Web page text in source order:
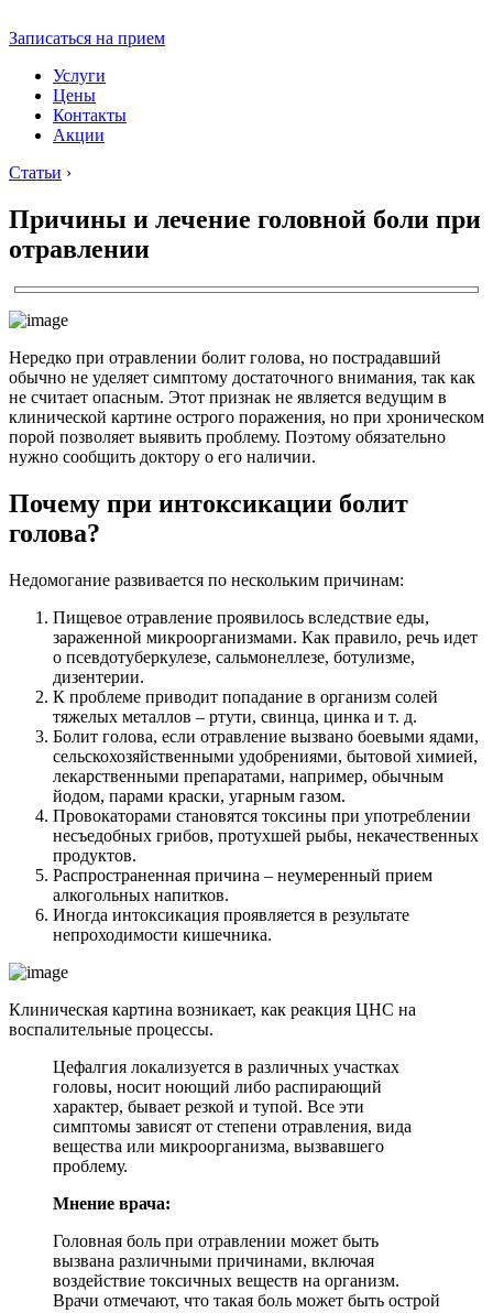
Записаться на прием
Услуги
Цены
Контакты
Акции
Статьи ›
Причины и лечение головной боли при
отравлении
Нередко при отравлении болит голова, но пострадавший
обычно не уделяет симптому достаточного внимания, так как
не считает опасным. Этот признак не является ведущим в
клинической картине острого поражения, но при хроническом
порой позволяет выявить проблему. Поэтому обязательно
нужно сообщить доктору о его наличии.
Почему при интоксикации болит
голова?
Недомогание развивается по нескольким причинам:
Пищевое отравление проявилось вследствие еды,
зараженной микроорганизмами. Как правило, речь идет
о псевдотуберкулезе, сальмонеллезе, ботулизме,
дизентерии.
К проблеме приводит попадание в организм солей
тяжелых металлов – ртути, свинца, цинка и т. д.
Болит голова, если отравление вызвано боевыми ядами,
сельскохозяйственными удобрениями, бытовой химией,
лекарственными препаратами, например, обычным
йодом, парами краски, угарным газом.
Провокаторами становятся токсины при употреблении
несъедобных грибов, протухшей рыбы, некачественных
продуктов.
Распространенная причина – неумеренный прием
алкогольных напитков.
Иногда интоксикация проявляется в результате
непроходимости кишечника.
Клиническая картина возникает, как реакция ЦНС на
воспалительные процессы.
Цефалгия локализуется в различных участках
головы, носит ноющий либо распирающий
характер, бывает резкой и тупой. Все эти
симптомы зависят от степени отравления, вида
вещества или микроорганизма, вызвавшего
проблему.
Мнение врача:
Головная боль при отравлении может быть
вызвана различными причинами, включая
воздействие токсичных веществ на организм.
Врачи отмечают, что такая боль может быть острой